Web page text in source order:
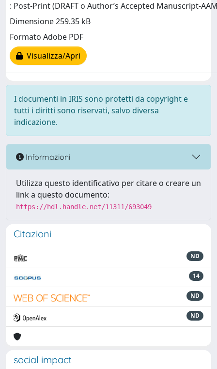
: Post-Print (DRAFT o Author’s Accepted Manuscript-
Dimensione 259.35 kB
Formato Adobe PDF
Visualizza/Apri
I documenti in IRIS sono protetti da copyright e
tutti i diritti sono riservati, salvo diversa
indicazione.
Informazioni
Utilizza questo identificativo per citare o creare un
link a questo documento:
https://hdl.handle.net/11311/693049
Citazioni
ND
14
ND
ND
social impact